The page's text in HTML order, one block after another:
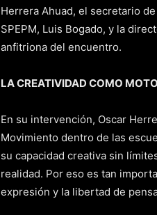
Herrera Ahuad, el secretario
SPEPM, Luis Bogado, y la
anfitriona del encuentro.
LA CREATIVIDAD COMO
En su intervención, Oscar
Movimiento dentro de las
su capacidad creativa sin
realidad. Por eso es tan
expresión y la libertad de